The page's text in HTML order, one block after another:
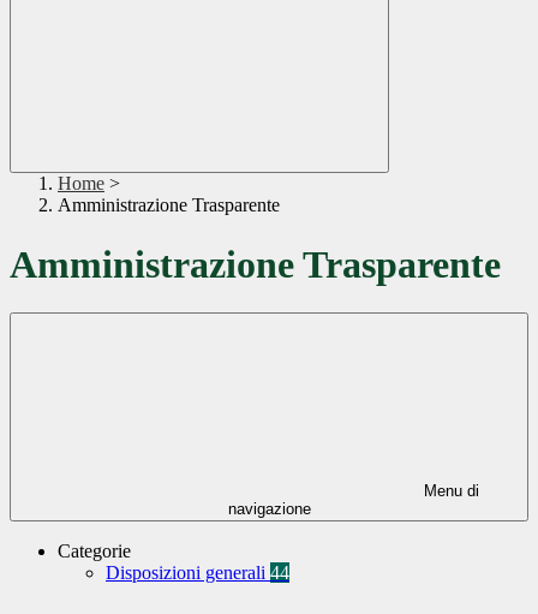
Home >
Amministrazione Trasparente
Amministrazione Trasparente
Menu di
navigazione
Categorie
Disposizioni generali 44